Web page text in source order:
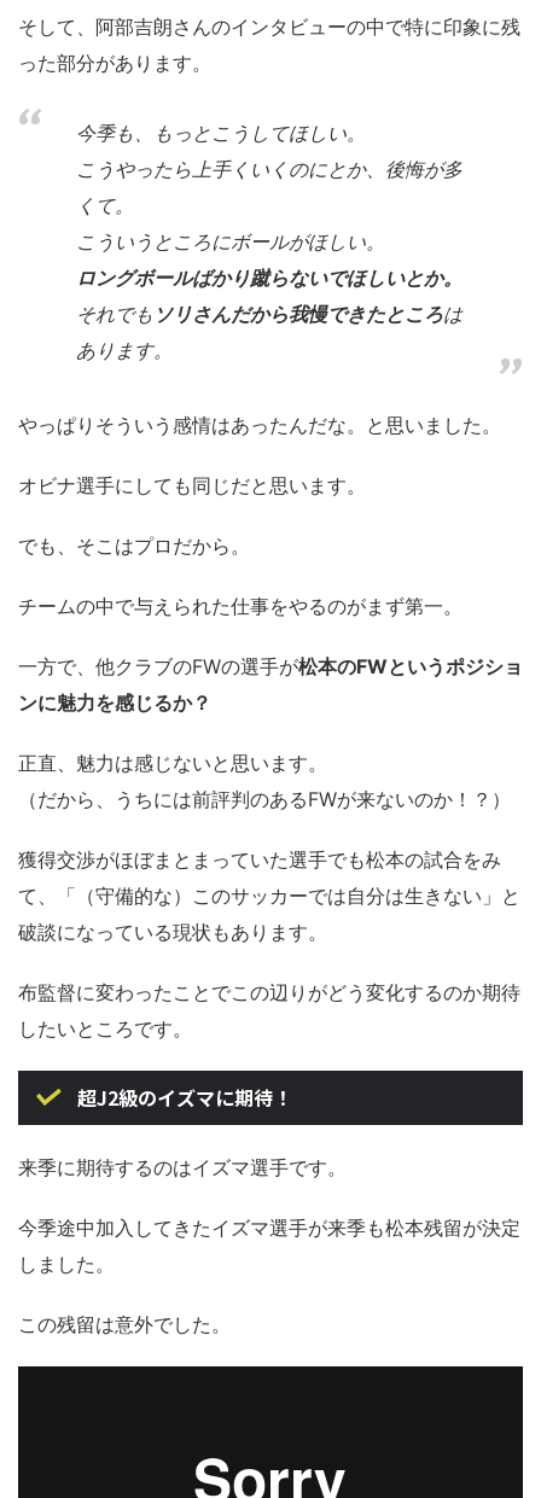
そして、阿部吉朗さんのインタビューの中で特に印象に残
った部分があります。
今季も、もっとこうしてほしい。
こうやったら上手くいくのにとか、後悔が多
くて。
こういうところにボールがほしい。
ロングボールばかり蹴らないでほしいとか。
それでも ソリさんだから我慢できたところは
あります。
やっぱりそういう感情はあったんだな。と思いました。
オビナ選手にしても同じだと思います。
でも、そこはプロだから。
チームの中で与えられた仕事をやるのがまず第一。
一方で、他クラブのFWの選手が松本のFWというポジショ
ンに魅力を感じるか？
正直、魅力は感じないと思います。
（だから、うちには前評判のあるFWが来ないのか！？）
獲得交渉がほぼまとまっていた選手でも松本の試合をみ
て、「（守備的な）このサッカーでは自分は生きない」と
破談になっている現状もあります。
布監督に変わったことでこの辺りがどう変化するのか期待
したいところです。
超J2級のイズマに期待！
来季に期待するのはイズマ選手です。
今季途中加入してきたイズマ選手が来季も松本残留が決定
しました。
この残留は意外でした。